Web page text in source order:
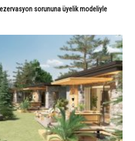
sorununa üyelik modeliyle